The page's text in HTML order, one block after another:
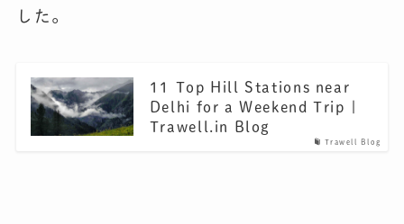
した。
Trawell Blog
11 Top Hill Stations near
Delhi for a Weekend Trip |
Trawell.in Blog